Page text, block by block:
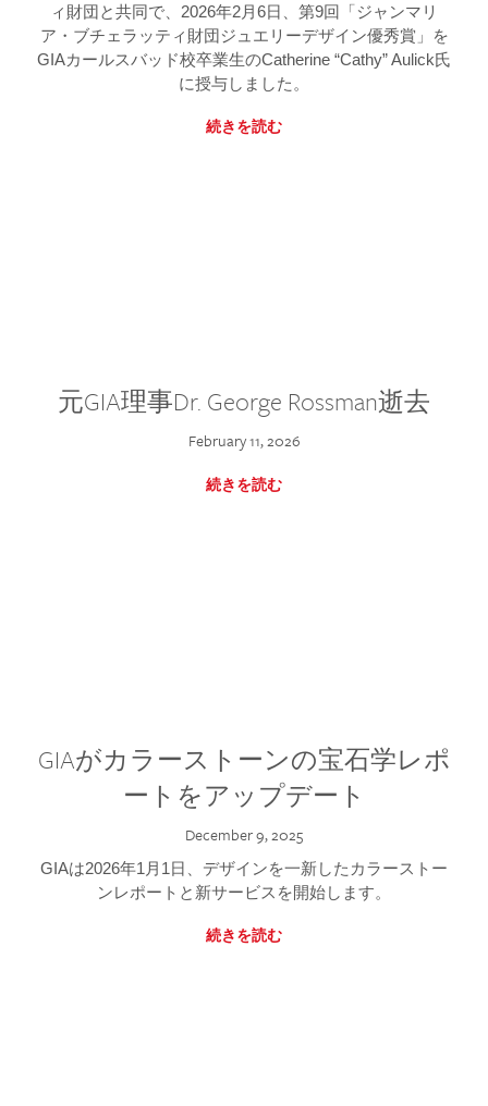
ィ財団と共同で、2026年2月6日、第9回「ジャンマリ
ア・ブチェラッティ財団ジュエリーデザイン優秀賞」を
GIAカールスバッド校卒業生のCatherine “Cathy” Aulick氏
に授与しました。
続きを読む
元GIA理事Dr. George Rossman逝去
February 11, 2026
続きを読む
GIAがカラーストーンの宝石学レポ
ートをアップデート
December 9, 2025
GIAは2026年1月1日、デザインを一新したカラーストー
ンレポートと新サービスを開始します。
続きを読む